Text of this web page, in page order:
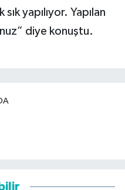
yapılıyor. Yapılan
diye konuştu.